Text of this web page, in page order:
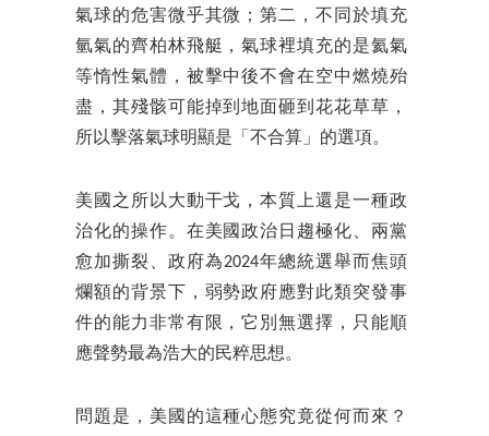
氣球的危害微乎其微；第二，不同於填充
氫氣的齊柏林飛艇，氣球裡填充的是氦氣
等惰性氣體，被擊中後不會在空中燃燒殆
盡，其殘骸可能掉到地面砸到花花草草，
所以擊落氣球明顯是「不合算」的選項。
美國之所以大動干戈，本質上還是一種政
治化的操作。在美國政治日趨極化、兩黨
愈加撕裂、政府為2024年總統選舉而焦頭
爛額的背景下，弱勢政府應對此類突發事
件的能力非常有限，它別無選擇，只能順
應聲勢最為浩大的民粹思想。
問題是，美國的這種心態究竟從何而來？